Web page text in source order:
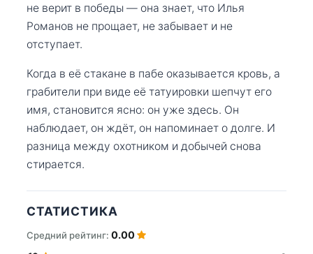
не верит в победы — она знает, что Илья
Романов не прощает, не забывает и не
отступает.
Когда в её стакане в пабе оказывается кровь, а
грабители при виде её татуировки шепчут его
имя, становится ясно: он уже здесь. Он
наблюдает, он ждёт, он напоминает о долге. И
разница между охотником и добычей снова
стирается.
СТАТИСТИКА
Средний рейтинг: 0.00